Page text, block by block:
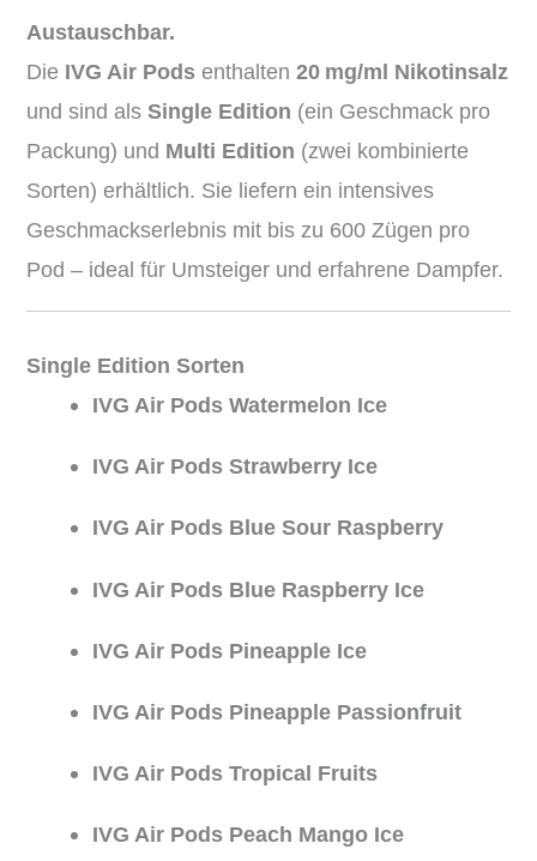
Austauschbar.
Die IVG Air Pods enthalten20 mg/ml Nikotinsalz
und sind alsSingle Edition (ein Geschmack pro
Packung) und Multi Edition (zwei kombinierte
Sorten) erhältlich. Sie liefern ein intensives
Geschmackserlebnis mit bis zu 600 Zügen pro
Pod – ideal für Umsteiger und erfahrene Dampfer.
Single Edition Sorten
IVG Air Pods Watermelon Ice
IVG Air Pods Strawberry Ice
IVG Air Pods Blue Sour Raspberry
IVG Air Pods Blue Raspberry Ice
IVG Air Pods Pineapple Ice
IVG Air Pods Pineapple Passionfruit
IVG Air Pods Tropical Fruits
IVG Air Pods Peach Mango Ice